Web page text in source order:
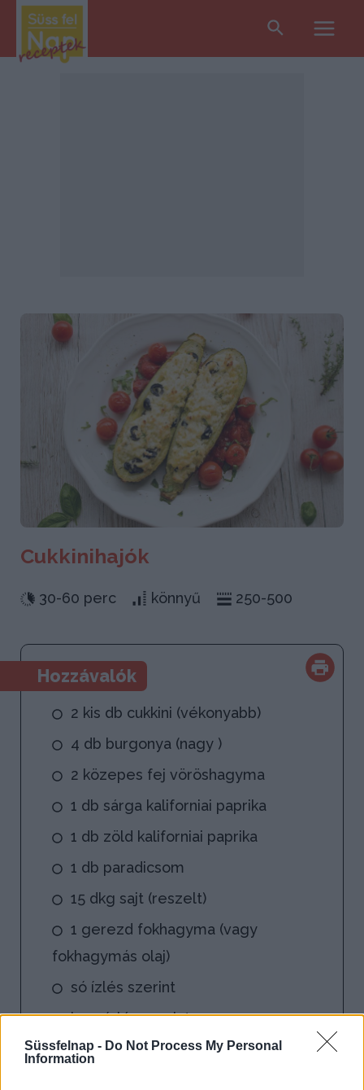
Süssfelnap - Do Not Process My Personal
Information
Search
Cukkinihajók
30-60 perc könnyű 250-500
Hozzávalók
2 kis db cukkini (vékonyabb)
4 db burgonya (nagy )
2 közepes fej vöröshagyma
1 db sárga kaliforniai paprika
1 db zöld kaliforniai paprika
1 db paradicsom
15 dkg sajt (reszelt)
1 gerezd fokhagyma (vagy
fokhagymás olaj)
só ízlés szerint
bors ízlés szerint